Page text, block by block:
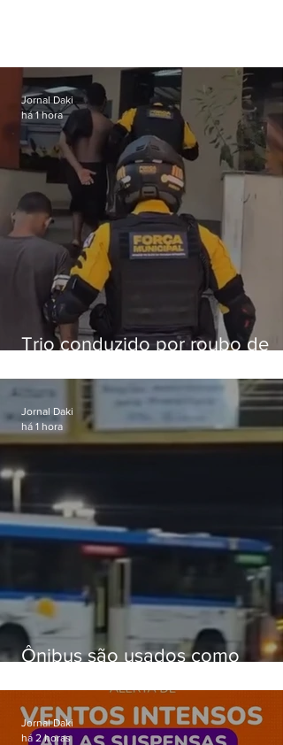
Trio conduzido por roubo de
passagens
Jornal Daki
há 1 hora
Ônibus são usados como
Gardênia Azul
Jornal Daki
há 1 hora
Jornal Daki
há 2 horas